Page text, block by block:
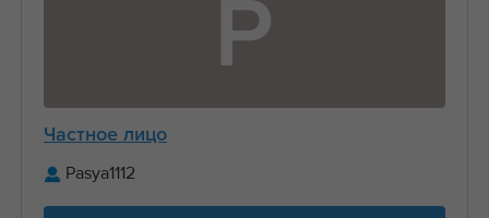
P
Частное лицо
Pasya1112